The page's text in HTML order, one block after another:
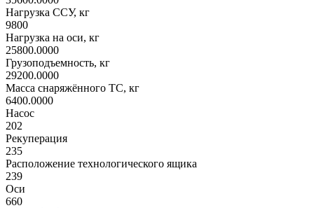
Нагрузка ССУ, кг
9800
Нагрузка на оси, кг
25800.0000
Грузоподъемность, кг
29200.0000
Масса снаряжённого ТС, кг
6400.0000
Насос
202
Рекуперация
235
Расположение технологического ящика
239
Оси
660